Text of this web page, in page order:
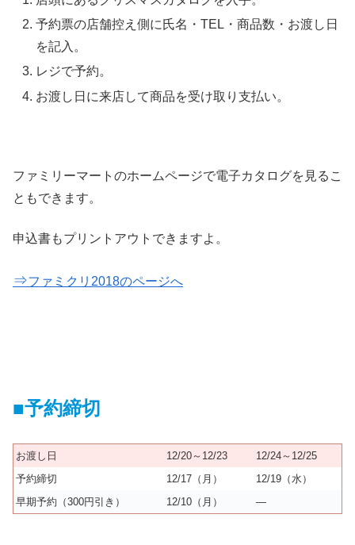
予約票の店舗控え側に氏名・TEL・商品数・お渡し日
を記入。
レジで予約。
お渡し日に来店して商品を受け取り支払い。
ファミリーマートのホームページで電子カタログを見るこ
ともできます。
申込書もプリントアウトできますよ。
⇒ファミクリ2018のページへ
■予約締切
お渡し日 12/20～12/23
12/24～12/25
予約締切
12/17（月）
12/19（水）
早期予約（300円引き）
12/10（月） —